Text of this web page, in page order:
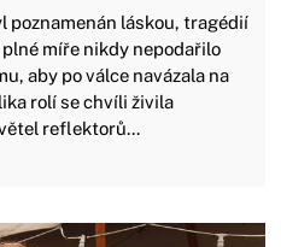
poznamenán láskou, tragédií
míře nikdy nepodařilo
aby po válce navázala na
rolí se chvíli živila
reflektorů...